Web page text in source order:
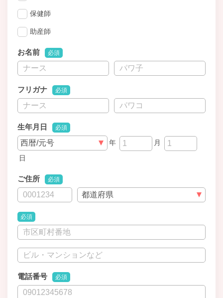
保健師
助産師
お名前 必須
フリガナ 必須
生年月日 必須
年
月
日
ご住所 必須
必須
電話番号 必須